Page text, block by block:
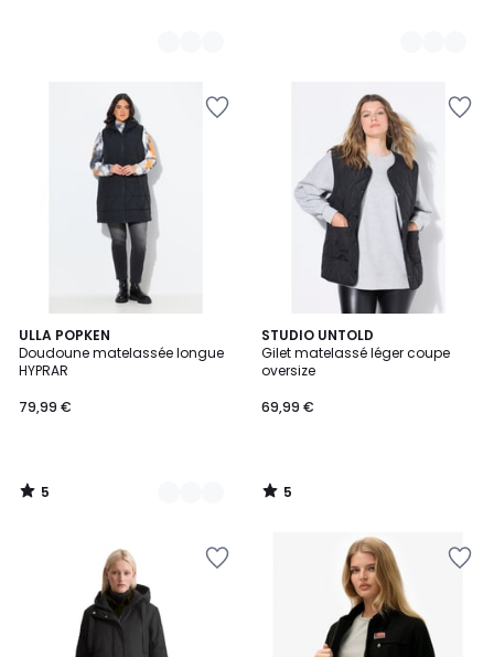
ULLA POPKEN
Doudoune matelassée longue
HYPRAR
79,99 €
5
/
5
2
Couleurs
5
/
STUDIO UNTOLD
Gilet matelassé léger coupe
oversize
69,99 €
5
/
5
5
/